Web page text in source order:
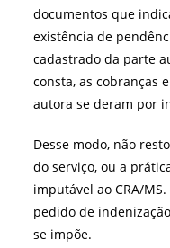
documentos que
existência de
cadastrado da parte
consta, as cobranças
autora se deram por
Desse modo, não
do serviço, ou a
imputável ao CRA/
pedido de
se impõe.